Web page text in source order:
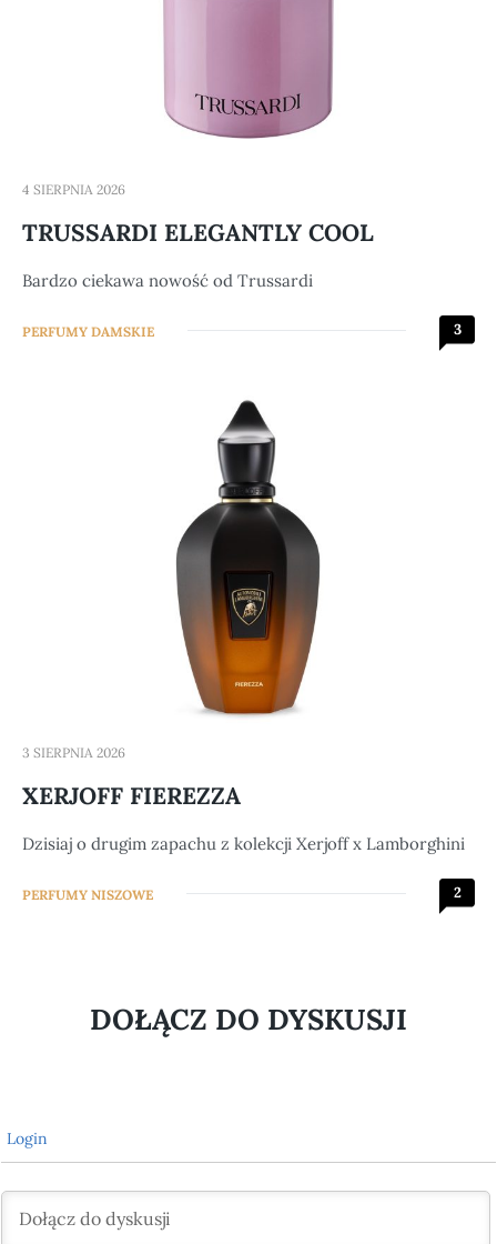
4 SIERPNIA 2026
TRUSSARDI ELEGANTLY COOL
Bardzo ciekawa nowość od Trussardi
PERFUMY DAMSKIE 3
3 SIERPNIA 2026
XERJOFF FIEREZZA
Dzisiaj o drugim zapachu z kolekcji Xerjoff x Lamborghini
PERFUMY NISZOWE 2
DOŁĄCZ DO DYSKUSJI
Login